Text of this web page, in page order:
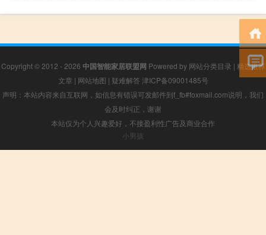
Copyright © 2012 - 2026 中国智能家居联盟网 Powered by 网站分类目录 | 精选推荐
文章 | 网站地图 | 疑难解答 津ICP备09001485号
声明：本站内容来自互联网，如信息有错误可发邮件到f_fb#foxmail.com说明，我们
会及时纠正，谢谢
本站仅为个人兴趣爱好，不接盈利性广告及商业合作
小男孩